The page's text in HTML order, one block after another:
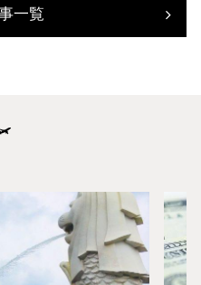
一覧